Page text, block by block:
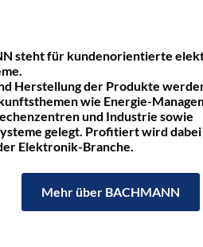
steht für kundenorientierte
Herstellung der Produkte
wie Energie-
und Industrie sowie
gelegt. Profitiert wird
Elektronik-Branche.
Mehr über BACHMANN